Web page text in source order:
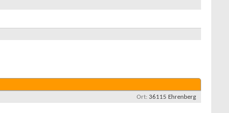
Ort 36115 Ehrenberg